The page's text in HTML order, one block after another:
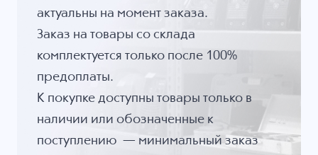
актуальны на момент заказа.
Заказ на товары со склада
комплектуется только после 100%
предоплаты.
К покупке доступны товары только в
наличии или обозначенные к
поступлению — минимальный заказ